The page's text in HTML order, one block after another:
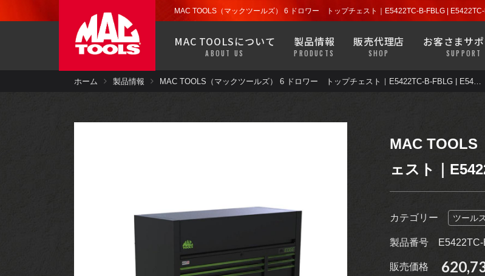
MAC TOOLSについて
ABOUT US
製品情報
PRODUCTS
ツール ラチェット ソケッ
診断
エアコン
バッテリー・
ラジエーター
ブレー
塗装・板金・溶接 モーター
販売代理店
SHOP
お近くの販売代理店から探す 店舗を探す
MACバンでもな
ウエア・グッズ
お客さまサ
SUPPORT
ストレージ ラチェット ソケ
ドライバー プライヤー ハンド
ブレー
ツールセット アパレル グッズ
お近くの販売代理店から探す
MACバンで移動販売中！
お近くの郵便番号を入力して検索できます。
店舗を探す
MACバンでもな
よくある質問 安全
MAC TOOLS（マックツールズ） 6 ドロワー トップチェスト｜E5422TC-B-FBLG |
ホーム 製品情報 MAC TOOLS（マックツールズ） 6 ドロワー トップチェスト｜E5422TC-B-FBLG | E5422TC-B-FBLG
MAC
ェスト｜
カテゴリー ツール
製品番号
販売価格